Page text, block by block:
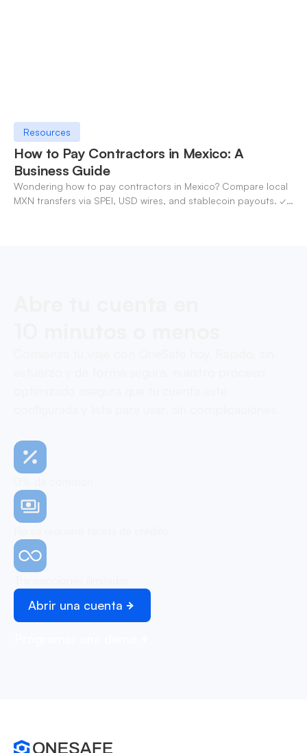
Resources
How to Pay Contractors in Mexico: A
Business Guide
Wondering how to pay contractors in Mexico? Compare local
MXN transfers via SPEI, USD wires, and stablecoin payouts. ✓
Abrir una cuenta